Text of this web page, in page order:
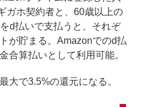
ガホ契約者と、60歳以上の
d払いで支払うと、それぞ
が貯まる。Amazonでのd払
合算払いとして利用可能。
大で3.5%の還元になる。